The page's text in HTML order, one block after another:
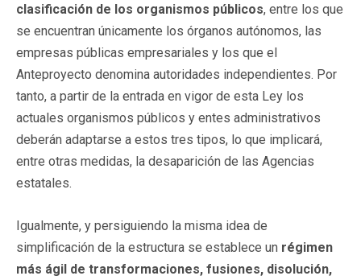
clasificación de los organismos públicos, entre los que
se encuentran únicamente los órganos autónomos, las
empresas públicas empresariales y los que el
Anteproyecto denomina autoridades independientes. Por
tanto, a partir de la entrada en vigor de esta Ley los
actuales organismos públicos y entes administrativos
deberán adaptarse a estos tres tipos, lo que implicará,
entre otras medidas, la desaparición de las Agencias
estatales.
Igualmente, y persiguiendo la misma idea de
simplificación de la estructura se establece un régimen
más ágil de transformaciones, fusiones, disolución,